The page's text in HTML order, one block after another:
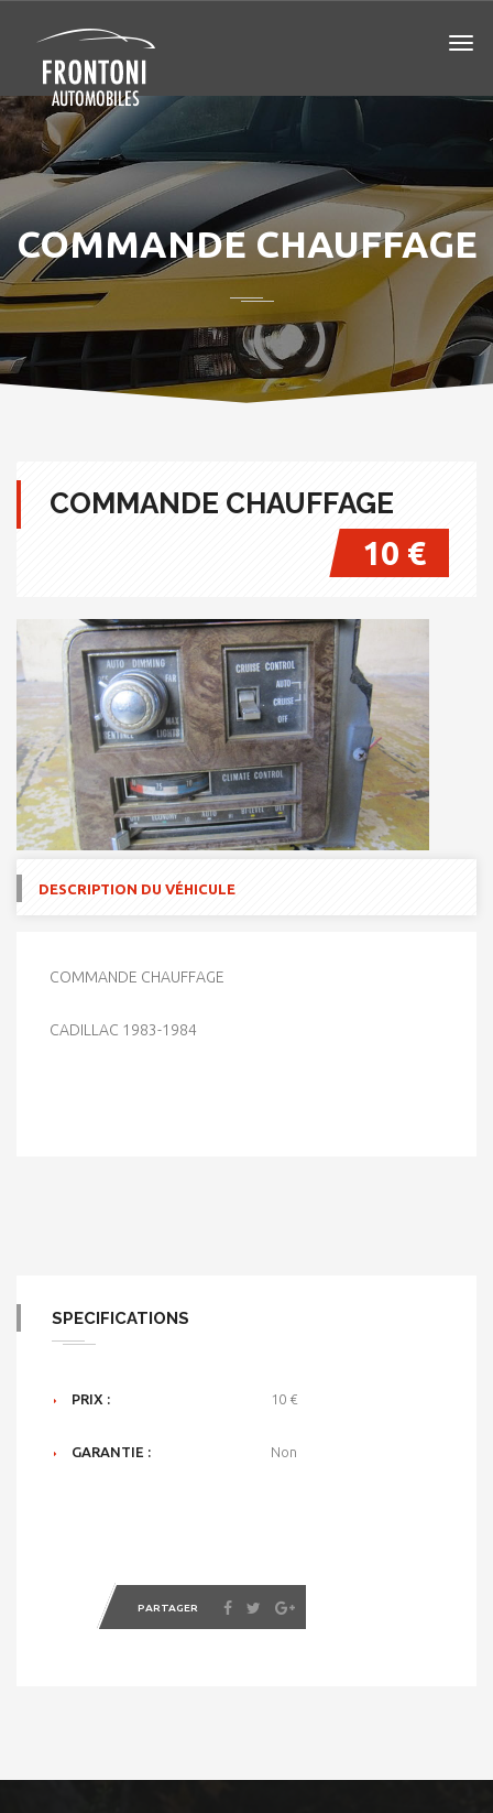
COMMANDE CHAUFFAGE
COMMANDE CHAUFFAGE
10 €
DESCRIPTION DU VÉHICULE
COMMANDE CHAUFFAGE
CADILLAC 1983-1984
SPECIFICATIONS
PRIX : 10 €
GARANTIE : Non
PARTAGER